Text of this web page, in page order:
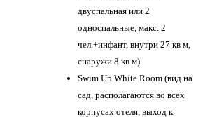
двуспальная или 2
односпальные, макс. 2
чел.+инфант, внутри 27 кв м,
снаружи 8 кв м)
Swim Up White Room (вид на
сад, располагаются во всех
корпусах отеля, выход к